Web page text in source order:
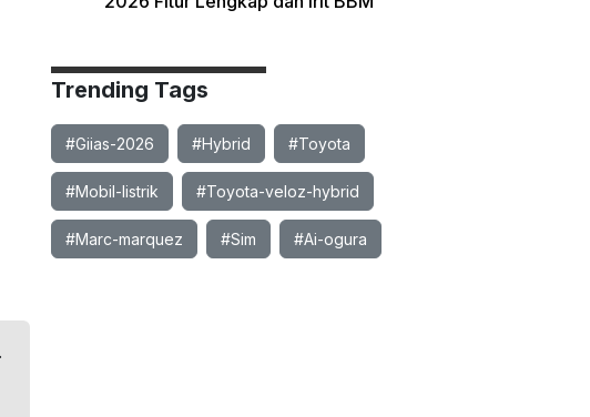
Trending Tags
#Giias-2026 #Hybrid #Toyota
#Mobil-listrik #Toyota-veloz-hybrid
#Marc-marquez #Sim #Ai-ogura